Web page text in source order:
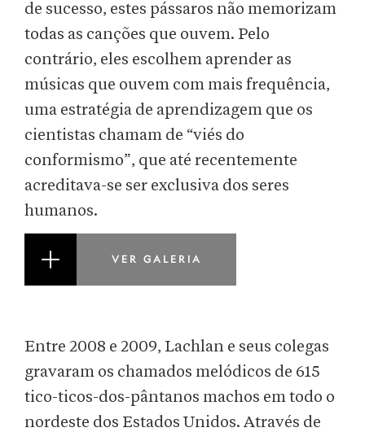
de sucesso, estes pássaros não memorizam
todas as canções que ouvem. Pelo
contrário, eles escolhem aprender as
músicas que ouvem com mais frequência,
uma estratégia de aprendizagem que os
cientistas chamam de “viés do
conformismo”, que até recentemente
acreditava-se ser exclusiva dos seres
humanos.
VER GALERIA
Entre 2008 e 2009, Lachlan e seus colegas
gravaram os chamados melódicos de 615
tico-ticos-dos-pântanos machos em todo o
nordeste dos Estados Unidos. Através de